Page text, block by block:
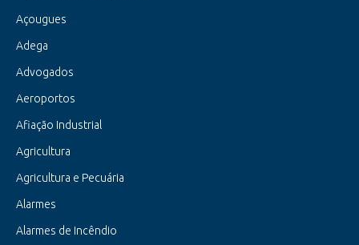
Açougues
Adega
Advogados
Aeroportos
Afiação Industrial
Agricultura
Agricultura e Pecuária
Alarmes
Alarmes de Incêndio